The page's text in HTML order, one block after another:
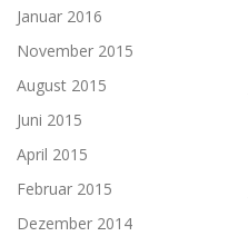
Januar 2016
November 2015
August 2015
Juni 2015
April 2015
Februar 2015
Dezember 2014